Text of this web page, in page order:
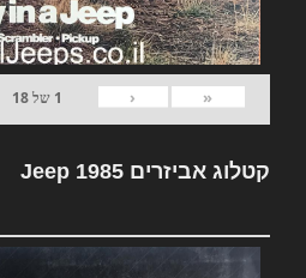
«
‹
1 של18
קטלוג אביזרים Jeep 1985